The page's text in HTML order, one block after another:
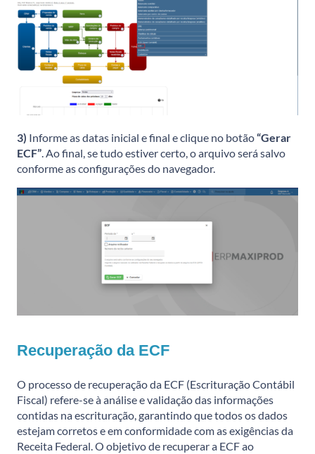
3) Informe as datas inicial e final e clique no botão“Gerar
ECF” . Ao final, se tudo estiver certo, o arquivo será salvo
conforme as configurações do navegador.
Recuperação da ECF
O processo de recuperação da ECF (Escrituração Contábil
Fiscal) refere-se à análise e validação das informações
contidas na escrituração, garantindo que todos os dados
estejam corretos e em conformidade com as exigências da
Receita Federal. O objetivo de recuperar a ECF ao